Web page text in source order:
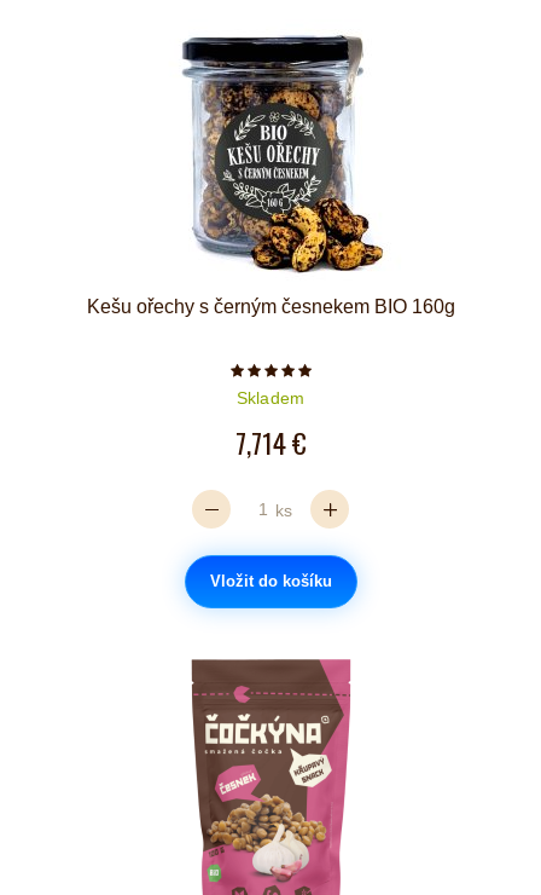
Kešu ořechy s černým česnekem BIO 160g
Počet hvězdiček je 5 z 5
Skladem
7,714 €
ks
Vložit do košíku